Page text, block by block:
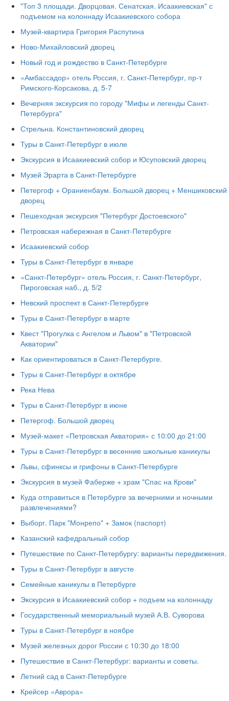
"Топ 3 площади. Дворцовая. Сенатская. Исаакиевская" с
подъемом на колоннаду Исаакиевского собора
Музей-квартира Григория Распутина
Ново-Михайловский дворец
Новый год и рождество в Санкт-Петербурге
«Амбассадор» отель Россия, г. Санкт-Петербург, пр-т
Римского-Корсакова, д. 5-7
Вечерняя экскурсия по городу "Мифы и легенды Санкт-
Петербурга"
Стрельна. Константиновский дворец
Туры в Санкт-Петербург в июле
Экскурсия в Исаакиевский собор и Юсуповский дворец
Музей Эрарта в Санкт-Петербурге
Петергоф + Ораниенбаум. Большой дворец + Меншиковский
дворец
Пешеходная экскурсия "Петербург Достоевского"
Петровская набережная в Санкт-Петербурге
Исаакиевский собор
Туры в Санкт-Петербург в январе
«Санкт-Петербург» отель Россия, г. Санкт-Петербург,
Пироговская наб., д. 5/2
Невский проспект в Санкт-Петербурге
Туры в Санкт-Петербург в марте
Квест "Прогулка с Ангелом и Львом" в "Петровской
Акватории"
Как ориентироваться в Санкт-Петербурге.
Туры в Санкт-Петербург в октябре
Река Нева
Туры в Санкт-Петербург в июне
Петергоф. Большой дворец
Музей-макет «Петровская Акватория» с 10:00 до 21:00
Туры в Санкт-Петербург в весенние школьные каникулы
Львы, сфинксы и грифоны в Санкт-Петербурге
Экскурсия в музей Фаберже + храм "Спас на Крови"
Куда отправиться в Петербурге за вечерними и ночными
развлечениями?
Выборг. Парк "Монрепо" + Замок (паспорт)
Казанский кафедральный собор
Путешествие по Санкт-Петербургу: варианты передвижения.
Туры в Санкт-Петербург в августе
Семейные каникулы в Петербурге
Экскурсия в Исаакиевский собор + подъем на колоннаду
Государственный мемориальный музей А.В. Суворова
Туры в Санкт-Петербург в ноябре
Музей железных дорог России с 10:30 до 18:00
Путешествие в Санкт-Петербург: варианты и советы.
Летний сад в Санкт-Петербурге
Крейсер «Аврора»